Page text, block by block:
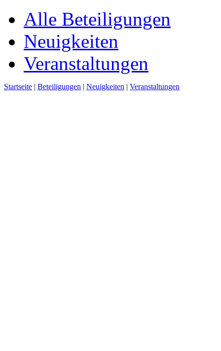
Alle Beteiligungen
Neuigkeiten
Veranstaltungen
Startseite | Beteiligungen | Neuigkeiten | Veranstaltungen